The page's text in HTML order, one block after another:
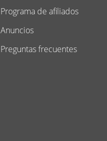
Programa de afiliados
Anuncios
Preguntas frecuentes